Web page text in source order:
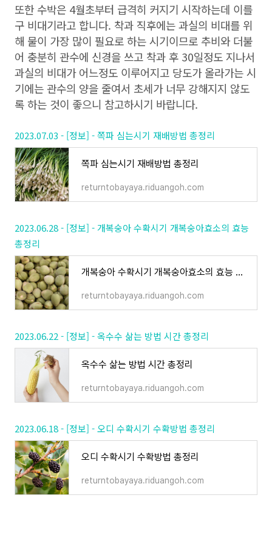
또한 수박은 4월초부터 급격히 커지기 시작하는데 이를
구 비대기라고 합니다. 착과 직후에는 과실의 비대를 위
해 물이 가장 많이 필요로 하는 시기이므로 추비와 더불
어 충분히 관수에 신경을 쓰고 착과 후 30일정도 지나서
과실의 비대가 어느정도 이루어지고 당도가 올라가는 시
기에는 관수의 양을 줄여서 초세가 너무 강해지지 않도
록 하는 것이 좋으니 참고하시기 바랍니다.
2023.07.03 - [정보] - 쪽파 심는시기 재배방법 총정리
쪽파 심는시기 재배방법 총정리
returntobayaya.riduangoh.com
2023.06.28 - [정보] - 개복숭아 수확시기 개복숭아효소의 효능
총정리
개복숭아 수확시기 개복숭아효소의 효능 총정리
returntobayaya.riduangoh.com
2023.06.22 - [정보] - 옥수수 삶는 방법 시간 총정리
옥수수 삶는 방법 시간 총정리
returntobayaya.riduangoh.com
2023.06.18 - [정보] - 오디 수확시기 수확방법 총정리
오디 수확시기 수확방법 총정리
returntobayaya.riduangoh.com